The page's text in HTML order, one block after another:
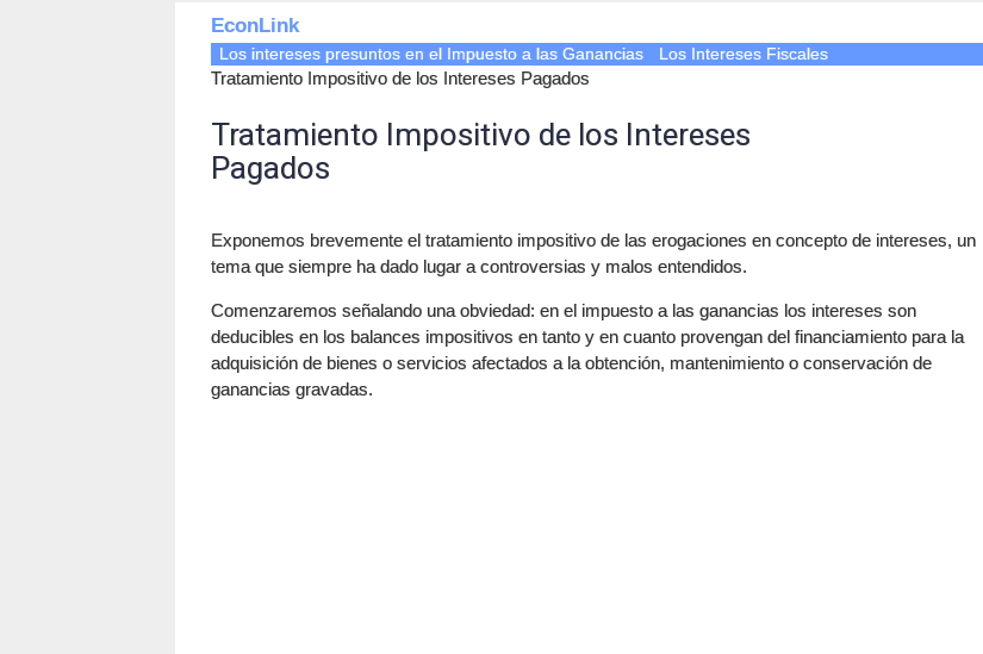
EconLink
Los intereses presuntos en el Impuesto a las Ganancias Los Intereses Fiscales
Tratamiento Impositivo de los Intereses Pagados
Tratamiento Impositivo de los Intereses
Pagados
Exponemos brevemente el tratamiento impositivo de las erogaciones en concepto de intereses, un
tema que siempre ha dado lugar a controversias y malos entendidos.
Comenzaremos señalando una obviedad: en el impuesto a las ganancias los intereses son
deducibles en los balances impositivos en tanto y en cuanto provengan del financiamiento para la
adquisición de bienes o servicios afectados a la obtención, mantenimiento o conservación de
ganancias gravadas.